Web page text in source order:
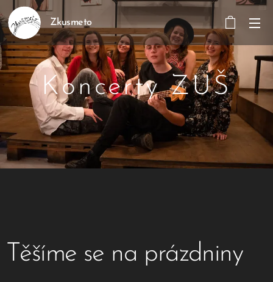
Zkusmeto
Koncerty ZUŠ
Těšíme se na prázdniny